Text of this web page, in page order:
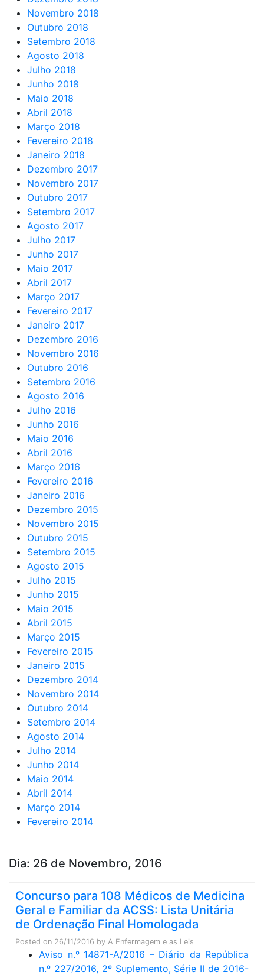
Novembro 2018
Outubro 2018
Setembro 2018
Agosto 2018
Julho 2018
Junho 2018
Maio 2018
Abril 2018
Março 2018
Fevereiro 2018
Janeiro 2018
Dezembro 2017
Novembro 2017
Outubro 2017
Setembro 2017
Agosto 2017
Julho 2017
Junho 2017
Maio 2017
Abril 2017
Março 2017
Fevereiro 2017
Janeiro 2017
Dezembro 2016
Novembro 2016
Outubro 2016
Setembro 2016
Agosto 2016
Julho 2016
Junho 2016
Maio 2016
Abril 2016
Março 2016
Fevereiro 2016
Janeiro 2016
Dezembro 2015
Novembro 2015
Outubro 2015
Setembro 2015
Agosto 2015
Julho 2015
Junho 2015
Maio 2015
Abril 2015
Março 2015
Fevereiro 2015
Janeiro 2015
Dezembro 2014
Novembro 2014
Outubro 2014
Setembro 2014
Agosto 2014
Julho 2014
Junho 2014
Maio 2014
Abril 2014
Março 2014
Fevereiro 2014
Dia: 26 de Novembro, 2016
Concurso para 108 Médicos de Medicina
Geral e Familiar da ACSS: Lista Unitária
de Ordenação Final Homologada
Posted on 26/11/2016 by A Enfermagem e as Leis
Aviso n.º 14871-A/2016 – Diário da República
n.º 227/2016, 2º Suplemento, Série II de 2016-